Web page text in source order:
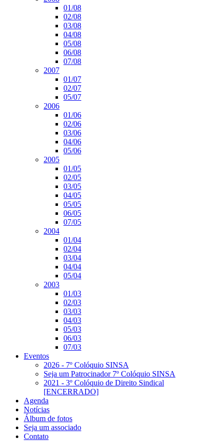
01/08
02/08
03/08
04/08
05/08
06/08
07/08
2007
01/07
02/07
05/07
2006
01/06
02/06
03/06
04/06
05/06
2005
01/05
02/05
03/05
04/05
05/05
06/05
07/05
2004
01/04
02/04
03/04
04/04
05/04
2003
01/03
02/03
03/03
04/03
05/03
06/03
07/03
Eventos
2026 - 7º Colóquio SINSA
Seja um Patrocinador 7º Colóquio SINSA
2021 - 3º Colóquio de Direito Sindical
[ENCERRADO]
Agenda
Notícias
Álbum de fotos
Seja um associado
Contato